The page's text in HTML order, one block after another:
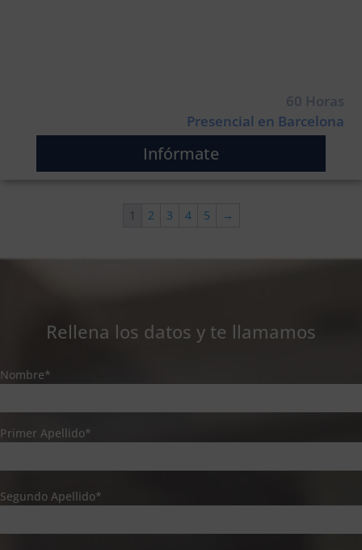
60 Horas
Presencial en Barcelona
Infórmate
1 2 3 4 5 →
Rellena los datos y te llamamos
Nombre*
Primer Apellido*
Segundo Apellido*